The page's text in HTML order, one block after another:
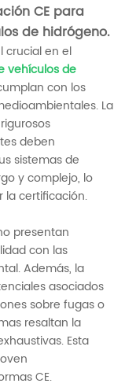
CE para
de hidrógeno.
crucial en el
vehículos de
con los
La
deben
sistemas de
y complejo, lo
la certificación.
presentan
con las
Además, la
asociados
sobre fugas o
resaltan la
Esta
CE.